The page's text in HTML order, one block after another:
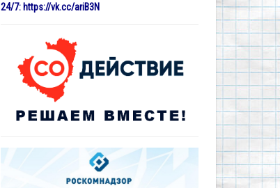
24/7: https://vk.cc/ariB3N